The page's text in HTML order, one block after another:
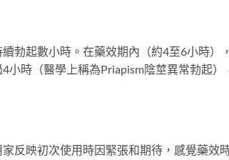
勃起數小時。在藥效期內（約4至6小時）
時（醫學上稱為Priapism陰莖異常勃起）
反映初次使用時因緊張和期待，感覺藥效